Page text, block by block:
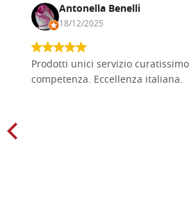
Antonella Benelli
18/12/2025
Prodotti unici servizio
competenza. Eccellenza italiana.